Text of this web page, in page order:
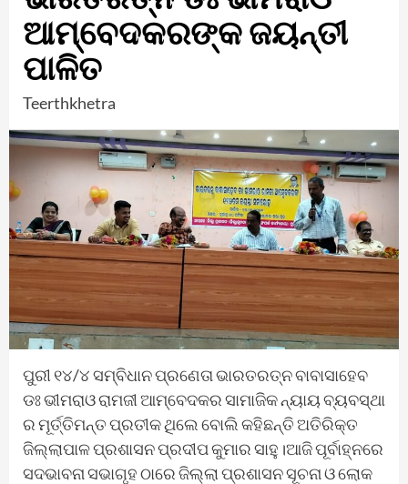
ଆମ୍ବେଦକରଙ୍କ ଜୟନ୍ତୀ
ପାଳିତ
Teerthkhetra
ପୁରୀ ୧୪/୪ ସମ୍ବିଧାନ ପ୍ରଣେତା ଭାରତରତ୍ନ ବାବାସାହେବ
ଡଃ ଭୀମରାଓ ରାମଜୀ ଆମ୍ବେଦକର ସାମାଜିକ ନ୍ୟାୟ ବ୍ୟବସ୍ଥା
ର ମୂର୍ତ୍ତିମନ୍ତ ପ୍ରତୀକ ଥିଲେ ବୋଲି କହିଛନ୍ତି ଅତିରିକ୍ତ
ଜିଲ୍ଲାପାଳ ପ୍ରଶାସନ ପ୍ରଦୀପ କୁମାର ସାହୁ।ଆଜି ପୂର୍ବାହ୍ନରେ
ସଦଭାବନା ସଭାଗୃହ ଠାରେ ଜିଲ୍ଲା ପ୍ରଶାସନ ସୂଚନା ଓ ଲୋକ